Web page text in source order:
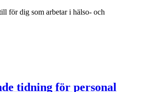
för dig som arbetar i hälso- och
tidning för personal